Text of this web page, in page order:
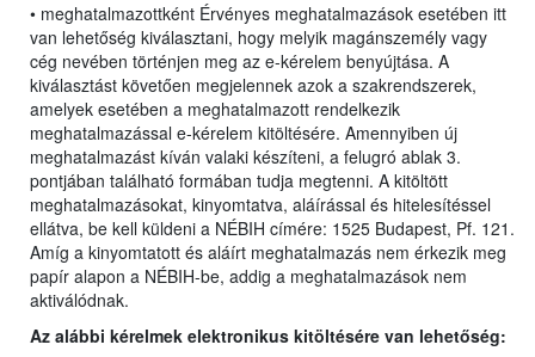
• meghatalmazottként Érvényes meghatalmazások esetében itt
van lehetőség kiválasztani, hogy melyik magánszemély vagy
cég nevében történjen meg az e-kérelem benyújtása. A
kiválasztást követően megjelennek azok a szakrendszerek,
amelyek esetében a meghatalmazott rendelkezik
meghatalmazással e-kérelem kitöltésére. Amennyiben új
meghatalmazást kíván valaki készíteni, a felugró ablak 3.
pontjában található formában tudja megtenni. A kitöltött
meghatalmazásokat, kinyomtatva, aláírással és hitelesítéssel
ellátva, be kell küldeni a NÉBIH címére: 1525 Budapest, Pf. 121.
Amíg a kinyomtatott és aláírt meghatalmazás nem érkezik meg
papír alapon a NÉBIH-be, addig a meghatalmazások nem
aktiválódnak.
Az alábbi kérelmek elektronikus kitöltésére van lehetőség: